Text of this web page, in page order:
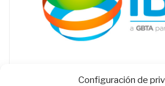
Configuración de